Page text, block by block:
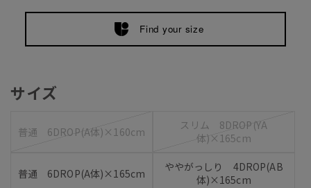
Find your size
サイズ
普通 6DROP(A体)×160cm
スリム 8DROP(YA
体)×165cm
普通 6DROP(A体)×165cm
ややがっしり 4DROP(AB
体)×165cm